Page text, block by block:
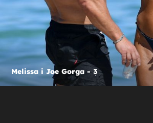
Melissa i Joe Gorga - 3